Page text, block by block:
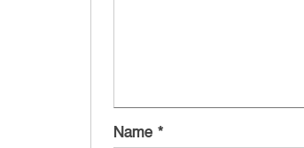
Name *